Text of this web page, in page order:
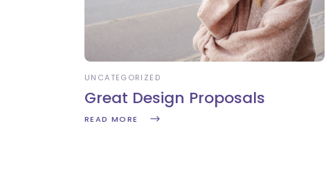
UNCATEGORIZED
Great Design Proposals
READ MORE